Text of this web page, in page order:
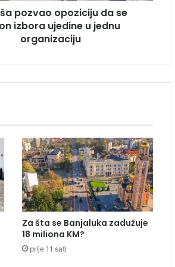
pozvao opoziciju da se
izbora ujedine u jednu
organizaciju
Za šta se Banjaluka zadužuje
18 miliona KM?
prije 11 sati